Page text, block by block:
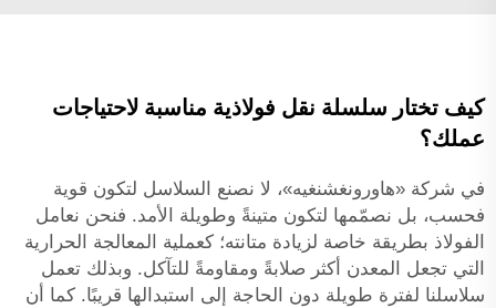
كيف تختار سلسلة نقل فولاذية مناسبة لاحتياجات
عملك؟
في شركة «هاورونغشنغيه»، لا نصنع السلاسل لتكون قوية
فحسب، بل نصمّمها لتكون متينةً وطويلة الأمد. فنحن نعامل
الفولاذ بطريقة خاصة لزيادة متانته؛ كعملية المعالجة الحرارية
التي تجعل المعدن أكثر صلابةً ومقاومةً للتآكل. وبذلك تعمل
سلاسلنا لفترة طويلة دون الحاجة إلى استبدالها قريبًا. كما أن